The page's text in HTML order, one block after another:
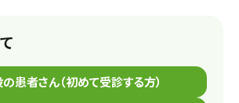
患者さん（初めて受診する方）